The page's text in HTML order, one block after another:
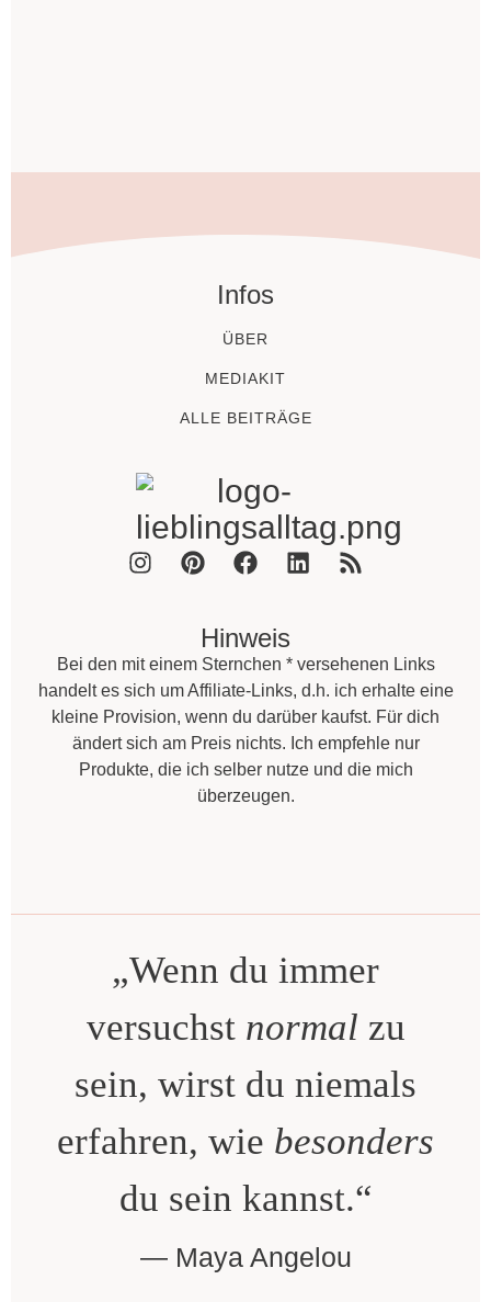
Infos
ÜBER
MEDIAKIT
ALLE BEITRÄGE
Hinweis
Bei den mit einem Sternchen * versehenen Links
handelt es sich um Affiliate-Links, d.h. ich erhalte eine
kleine Provision, wenn du darüber kaufst. Für dich
ändert sich am Preis nichts. Ich empfehle nur
Produkte, die ich selber nutze und die mich
überzeugen.
„Wenn du immer
versuchst normal zu
sein, wirst du niemals
erfahren, wie besonders
du sein kannst.“
Maya Angelou